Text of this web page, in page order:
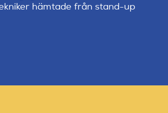
hämtade från stand-up